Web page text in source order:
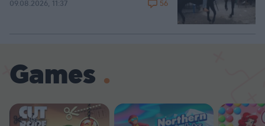
09.08.2026, 11:37 56
Games